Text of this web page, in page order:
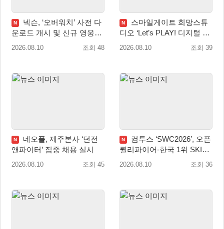
N
넥슨, ‘오버워치’ 사전 다
운로드 개시 및 신규 영웅
‘디몬(D.Mon)’ 공개!
2026.08.10 조회 48
N
스마일게이트 희망스튜
디오 ‘Let’s PLAY! 디지털 창
작 탐험대’ 참여 기관 및 멘
2026.08.10 조회 39
N
네오플, 제주본사 ‘던전
앤파이터’ 집중 채용 실시
2026.08.10 조회 45
N
컴투스 ‘SWC2026’, 오픈
퀄리파이어-한국 1위 SKIT
월드 파이널 진출!
2026.08.10 조회 36